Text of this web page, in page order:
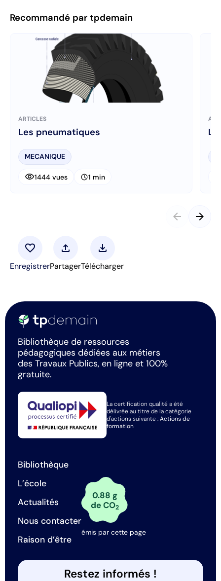
Recommandé par tpdemain
ARTICLES
Les pneumatiques
MECANIQUE
visibility1444 vues schedule1 min
arrow_back arrow_forward
favorite
Enregistrer
upload
Partager
download
Télécharger
Bibliothèque de ressources
pédagogiques dédiées aux métiers
des Travaux Publics, en ligne et 100%
gratuite.
La certification qualité a été
délivrée au titre de la catégorie
d'actions suivante :Actions de
formation
Bibliothèque
L’école
Actualités
Nous contacter
Raison d’être
0.88 g
de CO2
émis par cette page
Restez informés !